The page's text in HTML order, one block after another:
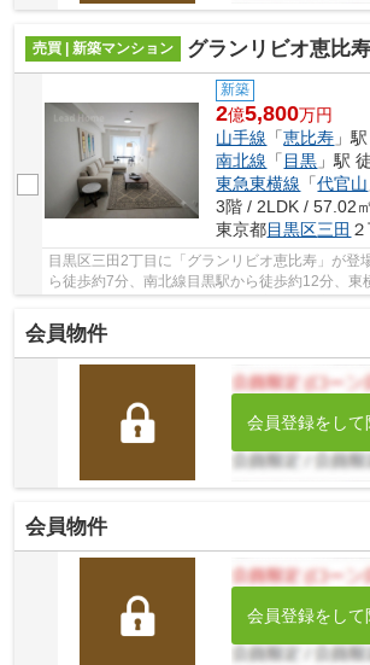
売買 | 新築マンション グランリビオ恵比寿
新築
2億5,800万円
山手線 「恵比寿 」
南北線 「 目黒 」駅
東急東横線 「代官山
3階 / 2LDK / 57.02㎡
東京都目黒区三田
目黒区三田2丁目に「グランリビオ恵比寿」が登
ら徒歩約7分、南北線目黒駅から徒歩約12分、東
会員物件
会員登録をして
会員物件
会員登録をして